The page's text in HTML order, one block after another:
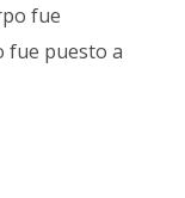
fue
fue puesto a